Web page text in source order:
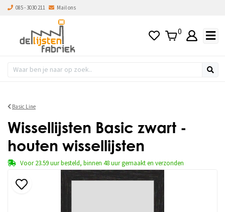
085 - 3030 211 Mail ons
0
Basic Line
Wissellijsten Basic zwart -
houten wissellijsten
Voor 23.59 uur besteld, binnen 48 uur gemaakt en verzonden